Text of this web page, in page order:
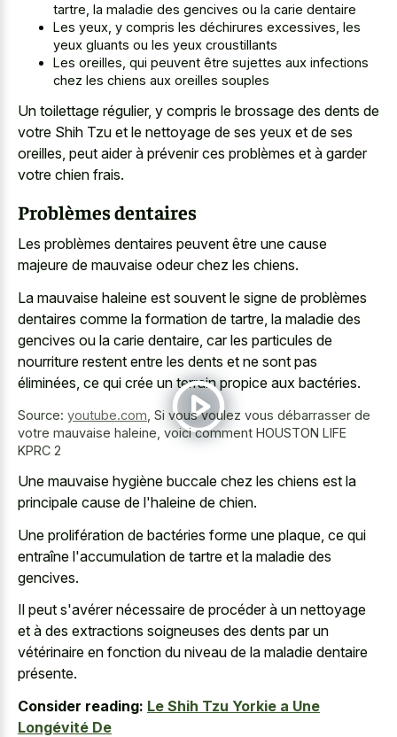
tartre, la maladie des gencives ou la carie dentaire
Les yeux, y compris les déchirures excessives, les
yeux gluants ou les yeux croustillants
Les oreilles, qui peuvent être sujettes aux infections
chez les chiens aux oreilles souples
Un toilettage régulier, y compris le brossage des dents de
votre Shih Tzu et le nettoyage de ses yeux et de ses
oreilles, peut aider à prévenir ces problèmes et à garder
votre chien frais.
Problèmes dentaires
Les problèmes dentaires peuvent être une cause
majeure de mauvaise odeurchez les chiens.
La mauvaise haleine est souvent le signe de problèmes
dentaires comme la formation de tartre, la maladie des
gencives ou la carie dentaire, car les particules de
nourriture restent entre les dents et ne sont pas
éliminées, ce qui crée un terrain propice aux bactéries.
Source: youtube.com Si vous voulez vous débarrasser de
votre mauvaise haleine, voici comment HOUSTON LIFE
KPRC 2
Une mauvaise hygiène buccale chez les chiens est la
principale cause de l'haleine de chien.
Une prolifération de bactéries forme une plaque, ce qui
entraîne l'accumulation de tartre et la maladie des
gencives.
Il peut s'avérer nécessaire de procéder à un nettoyage
et à des extractions soigneuses des dents par un
vétérinaire en fonction du niveau de la maladie dentaire
présente.
Consider reading: Le Shih Tzu Yorkie a Une
Longévité De